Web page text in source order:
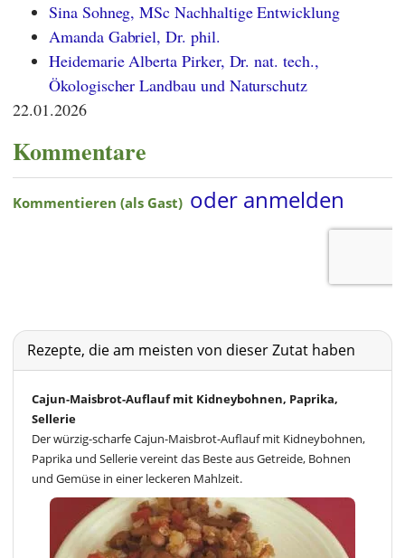
Sina Sohneg, MSc Nachhaltige Entwicklung
Amanda Gabriel, Dr. phil.
Heidemarie Alberta Pirker, Dr. nat. tech.,
Ökologischer Landbau und Naturschutz
22.01.2026
Kommentare
Rezepte, die am meisten von dieser Zutat haben
Cajun-Maisbrot-Auflauf mit Kidneybohnen, Paprika,
Sellerie
Der würzig-scharfe Cajun-Maisbrot-Auflauf mit Kidneybohnen,
Paprika und Sellerie vereint das Beste aus Getreide, Bohnen
und Gemüse in einer leckeren Mahlzeit.